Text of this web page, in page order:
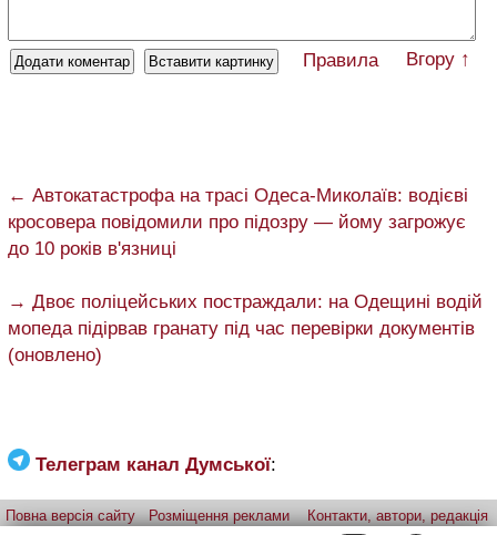
Правила Вгору ↑
← Автокатастрофа на трасі Одеса-Миколаїв: водієві
кросовера повідомили про підозру — йому загрожує
до 10 років в'язниці
→ Двоє поліцейських постраждали: на Одещині водій
мопеда підірвав гранату під час перевірки документів
(оновлено)
Телеграм канал Думської:
Повна версія сайту Розміщення реклами Контакти, автори, редакція